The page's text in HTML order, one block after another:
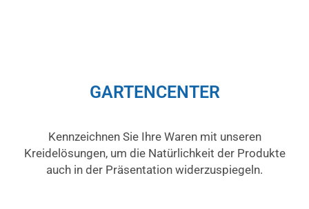
GARTENCENTER
Kennzeichnen Sie Ihre Waren mit unseren
Kreidelösungen, um die Natürlichkeit der Produkte
auch in der Präsentation widerzuspiegeln.